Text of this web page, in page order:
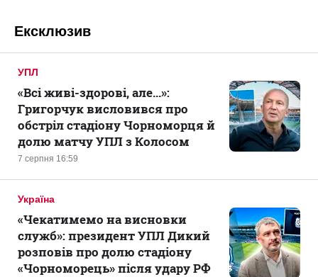
Ексклюзив
УПЛ
7 серпня 16:59
«Всі живі-здорові, але...»:
Григорчук висловився про
обстріл стадіону Чорноморця й
долю матчу УПЛ з Колосом
Україна
«Чекатимемо на висновки
служб»: президент УПЛ Дикий
розповів про долю стадіону
«Чорноморець» після удару РФ